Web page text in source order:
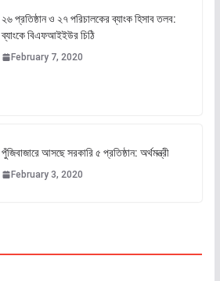
২৬ প্রতিষ্ঠান ও ২৭ পরিচালকের ব্যাংক হিসাব তলব:
ব্যাংকে বিএফআইইউর চিঠি
February 7, 2020
পুঁজিবাজারে আসছে সরকারি ৫ প্রতিষ্ঠান: অর্থমন্ত্রী
February 3, 2020